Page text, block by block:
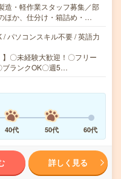
造・軽作業スタッフ募集／部
ほか、仕分け・箱詰め・…
パソコンスキル不要 / 英語力
】〇未経験大歓迎！〇フリー
ランクOK〇週5…
40代 50代 60代
詳しく見る